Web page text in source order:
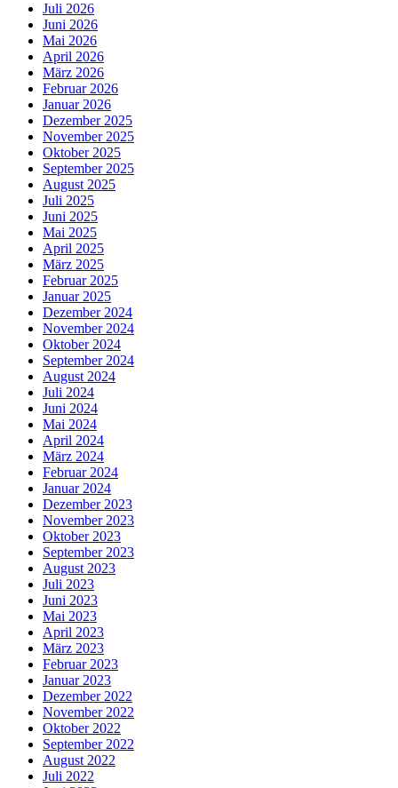
Juli 2026
Juni 2026
Mai 2026
April 2026
März 2026
Februar 2026
Januar 2026
Dezember 2025
November 2025
Oktober 2025
September 2025
August 2025
Juli 2025
Juni 2025
Mai 2025
April 2025
März 2025
Februar 2025
Januar 2025
Dezember 2024
November 2024
Oktober 2024
September 2024
August 2024
Juli 2024
Juni 2024
Mai 2024
April 2024
März 2024
Februar 2024
Januar 2024
Dezember 2023
November 2023
Oktober 2023
September 2023
August 2023
Juli 2023
Juni 2023
Mai 2023
April 2023
März 2023
Februar 2023
Januar 2023
Dezember 2022
November 2022
Oktober 2022
September 2022
August 2022
Juli 2022